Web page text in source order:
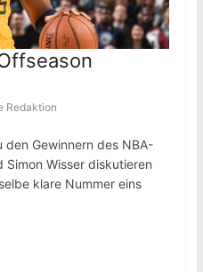
Redaktion
den Gewinnern des NBA-
Simon Wisser diskutieren
klare Nummer eins